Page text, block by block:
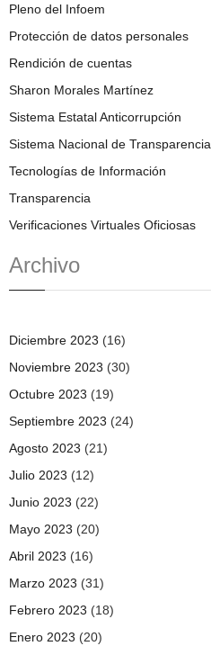
Pleno del Infoem
Protección de datos personales
Rendición de cuentas
Sharon Morales Martínez
Sistema Estatal Anticorrupción
Sistema Nacional de Transparencia
Tecnologías de Información
Transparencia
Verificaciones Virtuales Oficiosas
Archivo
Diciembre 2023 (16)
Noviembre 2023 (30)
Octubre 2023 (19)
Septiembre 2023 (24)
Agosto 2023 (21)
Julio 2023 (12)
Junio 2023 (22)
Mayo 2023 (20)
Abril 2023 (16)
Marzo 2023 (31)
Febrero 2023 (18)
Enero 2023 (20)